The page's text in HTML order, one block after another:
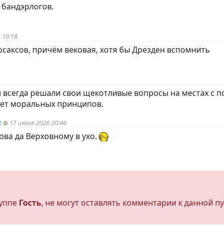
причём вековая, хотя бы Дрезден вспомнить
решали свои щекотливые вопросы на местах с
моральных принципов.
17 июня 2026 20:46
да Верховному в ухо.
Гость, не могут оставлять комментарии к данной